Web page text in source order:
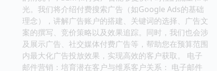
光。我们将介绍付费搜索广告（如Google Ads的基础
理念），讲解广告账户的搭建、关键词的选择、广告文
案的撰写、竞价策略以及效果追踪。同时，我们也会涉
及展示广告、社交媒体付费广告等，帮助您在预算范围
内最大化广告投放效果，实现高效的客户获取。 电子
邮件营销：培育潜在客户与维系客户关系： 电子邮件